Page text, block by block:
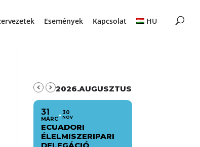
Események Kapcsolat HU
2026.AUGUSZTUS
31
MÁRC
30
NOV
ECUADORI
ÉLELMISZERIPARI